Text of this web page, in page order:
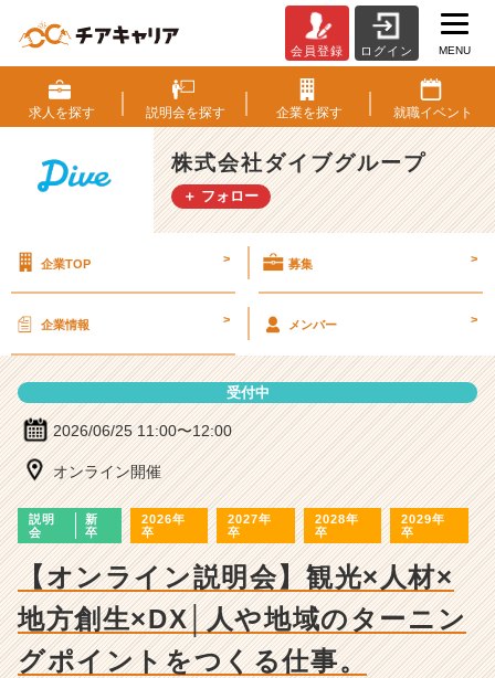
式
会
社
ダ
イ
ブ
プ
明
会
詳
細
チ
ャ
ー・
成
長
企
業
会員登録 ログイン MENU
求人を探す 説明会を探す 企業を探す 就職イベント
株式会社ダイブグループ
＋ フォロー
企業TOP > 募集 >
企業情報 > メンバー >
受付中
2026/06/25 11:00〜12:00
オンライン開催
説明
会
新
卒
2026年
卒
2027年
卒
2028年
卒
2029年
卒
【オンライン説明会】観光×人材×
地方創生×DX│人や地域のターニン
グポイントをつくる仕事。